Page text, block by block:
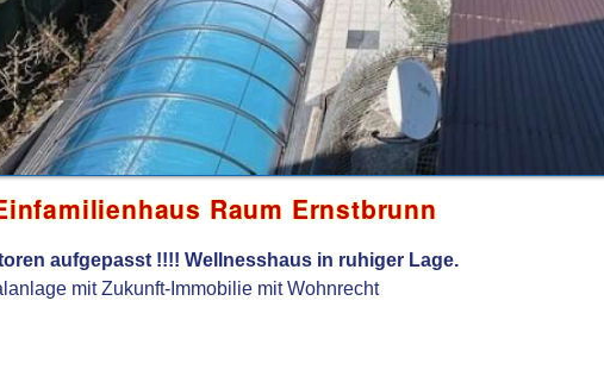
Raum Ernstbrunn
aufgepasst !!!! Wellnesshaus in ruhiger Lage.
mit Zukunft-Immobilie mit Wohnrecht